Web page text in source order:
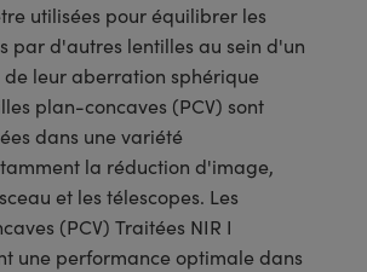
utilisées pour équilibrer les
par d'autres lentilles au sein d'un
de leur aberration sphérique
plan-concaves (PCV) sont
dans une variété
la réduction d'image,
et les télescopes. Les
(PCV) Traitées NIR I
une performance optimale dans